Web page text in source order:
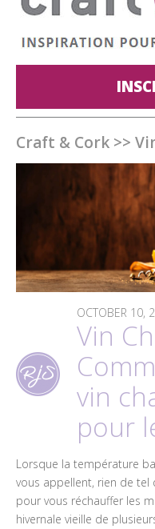
Craft & Cork >>
OCTOBER 10,
Vin
vin
pour
Lorsque la température
vous appellent, rien de tel
pour vous réchauffer les
hivernale vieille de